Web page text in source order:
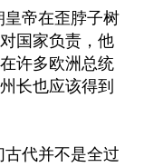
皇帝在歪脖子树
国家负责，他
许多欧洲总统
长也应该得到
古代并不是全过